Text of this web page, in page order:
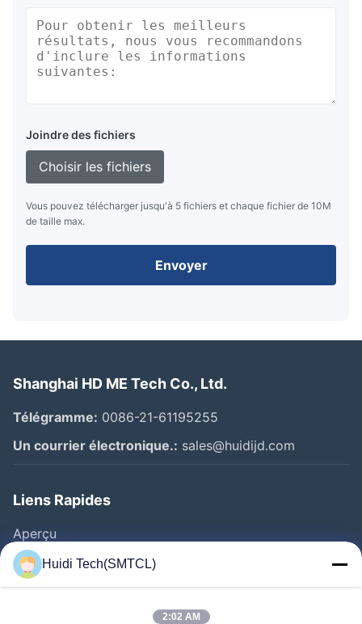
Joindre des fichiers
Choisir les fichiers
Vous pouvez télécharger jusqu'à 5 fichiers et chaque fichier de 10M
de taille max.
Envoyer
Shanghai HD ME Tech Co., Ltd.
Télégramme: 0086-21-61195255
Un courrier électronique.: sales@huidijd.com
Liens Rapides
Aperçu
Produits
Vidéos
Huidi Tech(SMTCL)
2:02 AM